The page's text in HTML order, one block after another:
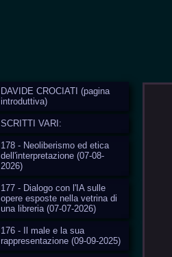
DAVIDE CROCIATI (pagina
introduttiva)
SCRITTI VARI:
178 - Neoliberismo ed etica
dell'interpretazione (07-08-
2026)
177 - Dialogo con l'IA sulle
opere esposte nella vetrina di
una libreria (07-07-2026)
176 - Il male e la sua
rappresentazione (09-09-2025)